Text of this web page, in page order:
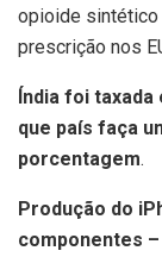
opioide
prescrição nos
Índia foi taxada
que país faça
porcentagem.
Produção do
componentes